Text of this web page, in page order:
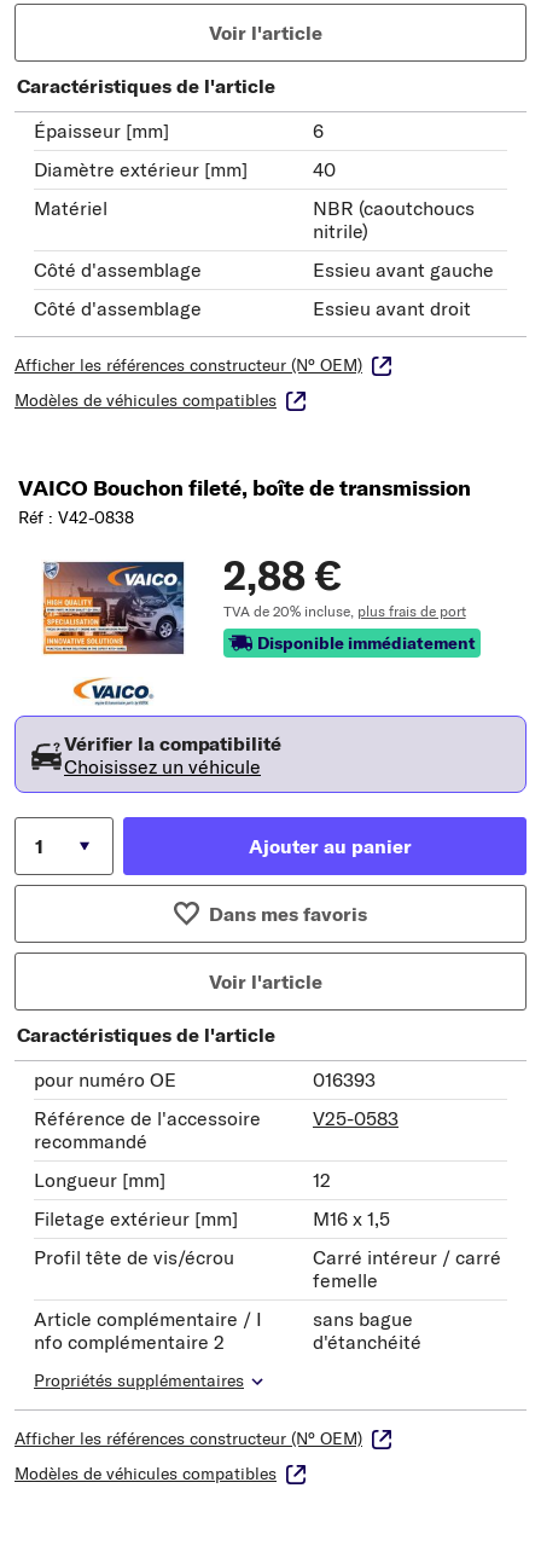
Voir l'article
Caractéristiques de l'article
Épaisseur [mm]
6
Diamètre extérieur [mm]
40
Matériel
NBR (caoutchoucs
nitrile)
Côté d'assemblage
Essieu avant gauche
Côté d'assemblage
Essieu avant droit
Afficher les références constructeur (N° OEM)
Modèles de véhicules compatibles
VAICO Bouchon fileté, boîte de transmission
Réf : V42-0838
2,88 €
TVA de 20% incluse, plus frais de port
Disponible immédiatement
Vérifier la compatibilité
Choisissez un véhicule
Ajouter au panier
Dans mes favoris
Voir l'article
Caractéristiques de l'article
pour numéro OE
016393
Référence de l'accessoire
recommandé
V25-0583
Longueur [mm]
12
Filetage extérieur [mm]
M16 x 1,5
Profil tête de vis/écrou
Carré intéreur / carré
femelle
Article complémentaire / I
nfo complémentaire 2
sans bague
d'étanchéité
Propriétés supplémentaires
Afficher les références constructeur (N° OEM)
Modèles de véhicules compatibles